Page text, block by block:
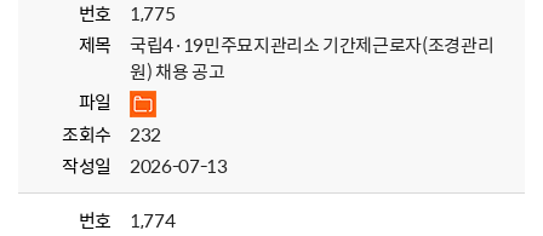
번호
1,775
제목
국립4·19민주묘지관리소 기간제근로자(조경관리
원) 채용 공고
파일
조회수
232
작성일
2026-07-13
번호
1,774